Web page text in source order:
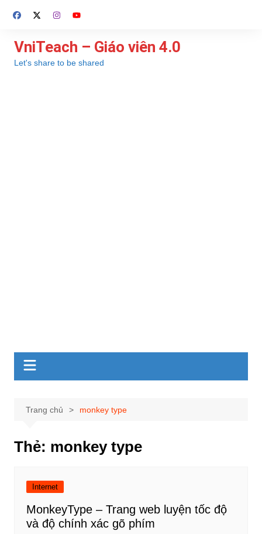
đến
dung
VniTeach – Giáo viên 4.0
Let's share to be shared
Trang chủ monkey type
Thẻ: monkey type
Internet
MonkeyType – Trang web luyện tốc độ
và độ chính xác gõ phím